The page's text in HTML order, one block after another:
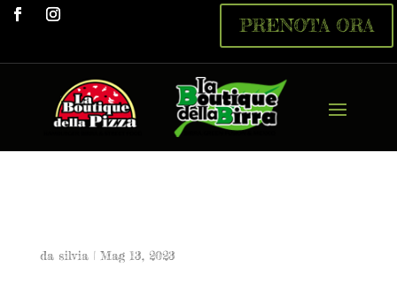
PRENOTA ORA
da silvia| Mag 13, 2023